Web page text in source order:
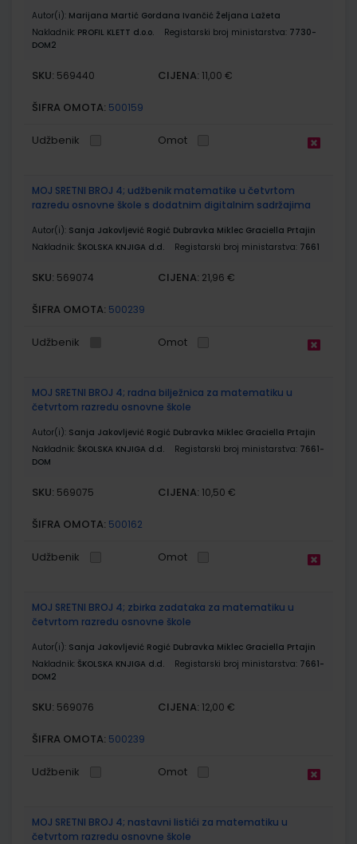
Autor(i): Marijana Martić Gordana Ivančić Željana Lažeta
Nakladnik: PROFIL KLETT d.o.o. Registarski broj ministarstva: 7730-
DOM2
SKU: 569440 CIJENA: 11,00 €
ŠIFRA OMOTA: 500159
Udžbenik Omot
MOJ SRETNI BROJ 4; udžbenik matematike u četvrtom
razredu osnovne škole s dodatnim digitalnim sadržajima
Autor(i): Sanja Jakovljević Rogić Dubravka Miklec Graciella Prtajin
Nakladnik: ŠKOLSKA KNJIGA d.d. Registarski broj ministarstva: 7661
SKU: 569074 CIJENA: 21,96 €
ŠIFRA OMOTA: 500239
Udžbenik Omot
MOJ SRETNI BROJ 4; radna bilježnica za matematiku u
četvrtom razredu osnovne škole
Autor(i): Sanja Jakovljević Rogić Dubravka Miklec Graciella Prtajin
Nakladnik: ŠKOLSKA KNJIGA d.d. Registarski broj ministarstva: 7661-
DOM
SKU: 569075 CIJENA: 10,50 €
ŠIFRA OMOTA: 500162
Udžbenik Omot
MOJ SRETNI BROJ 4; zbirka zadataka za matematiku u
četvrtom razredu osnovne škole
Autor(i): Sanja Jakovljević Rogić Dubravka Miklec Graciella Prtajin
Nakladnik: ŠKOLSKA KNJIGA d.d. Registarski broj ministarstva: 7661-
DOM2
SKU: 569076 CIJENA: 12,00 €
ŠIFRA OMOTA: 500239
Udžbenik Omot
MOJ SRETNI BROJ 4; nastavni listići za matematiku u
četvrtom razredu osnovne škole